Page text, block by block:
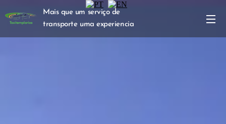
Mais que um serviço de
transporte uma experiencia
turística inesquecível